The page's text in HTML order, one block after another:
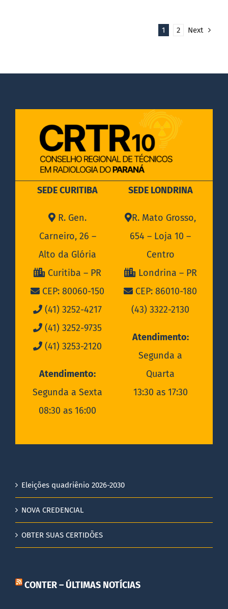
1 2 Next
SEDE CURITIBA
R. Gen.
Carneiro, 26 –
Alto da Glória
Curitiba – PR
CEP: 80060-150
(41) 3252-4217
(41) 3252-9735
(41) 3253-2120
Atendimento:
Segunda a Sexta
08:30 as 16:00
SEDE LONDRINA
R. Mato Grosso,
654 – Loja 10 –
Centro
Londrina – PR
CEP: 86010-180
(43) 3322-2130
Atendimento:
Segunda a
Quarta
13:30 as 17:30
Eleições quadriênio 2026-2030
NOVA CREDENCIAL
OBTER SUAS CERTIDÕES
CONTER – ÚLTIMAS NOTÍCIAS